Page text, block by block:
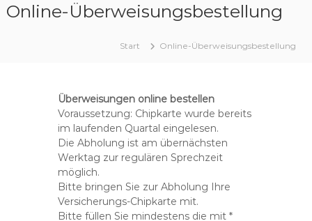
Online-Überweisungsbestellung
Start Online-Überweisungsbestellung
Überweisungen online bestellen
Voraussetzung: Chipkarte wurde bereits
im laufenden Quartal eingelesen.
Die Abholung ist am übernächsten
Werktag zur regulären Sprechzeit
möglich.
Bitte bringen Sie zur Abholung Ihre
Versicherungs-Chipkarte mit.
Bitte füllen Sie mindestens die mit *